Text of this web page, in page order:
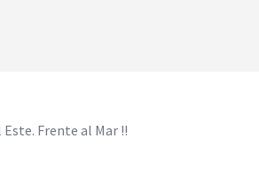
Frente al Mar !!